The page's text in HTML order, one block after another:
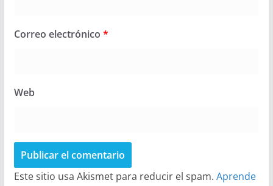
Correo electrónico *
Web
Este sitio usa Akismet para reducir el spam. Aprende